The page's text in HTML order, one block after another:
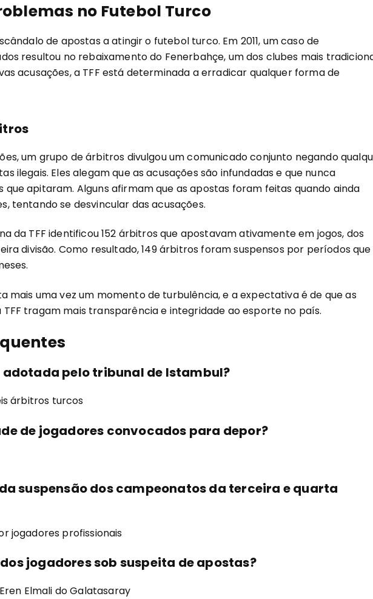
no Futebol Turco
de apostas a atingir o futebol turco. Em 2011, um caso de
resultou no rebaixamento do Fenerbahçe, um dos clubes mais
acusações, a TFF está determinada a erradicar qualquer forma de
um grupo de árbitros divulgou um comunicado conjunto negando
ilegais. Eles alegam que as acusações são infundadas e que nunca
apitaram. Alguns afirmam que as apostas foram feitas quando ainda
tentando se desvincular das acusações.
da TFF identificou 152 árbitros que apostavam ativamente em jogos, dos
divisão. Como resultado, 149 árbitros foram suspensos por períodos que
mais uma vez um momento de turbulência, e a expectativa é de que as
tragam mais transparência e integridade ao esporte no país.
adotada pelo tribunal de Istambul?
árbitros turcos
de jogadores convocados para depor?
suspensão dos campeonatos da terceira e quarta
jogadores profissionais
jogadores sob suspeita de apostas?
Elmali do Galatasaray